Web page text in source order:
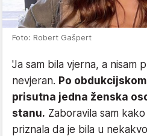
Foto: Robert Gašpert
'Ja sam bila vjerna, a nisam
nevjeran. Po
prisutna jedna ženska
stanu. Zaboravila sam
priznala da je bila u